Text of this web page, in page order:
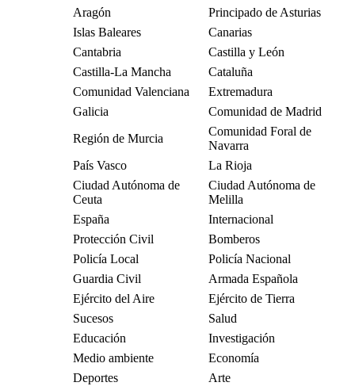
Aragón
Principado de Asturias
Islas Baleares
Canarias
Cantabria
Castilla y León
Castilla-La Mancha
Cataluña
Comunidad Valenciana
Extremadura
Galicia
Comunidad de Madrid
Región de Murcia
Comunidad Foral de
Navarra
País Vasco
La Rioja
Ciudad Autónoma de
Ceuta
Ciudad Autónoma de
Melilla
España
Internacional
Protección Civil
Bomberos
Policía Local
Policía Nacional
Guardia Civil
Armada Española
Ejército del Aire
Ejército de Tierra
Sucesos
Salud
Educación
Investigación
Medio ambiente
Economía
Deportes
Arte